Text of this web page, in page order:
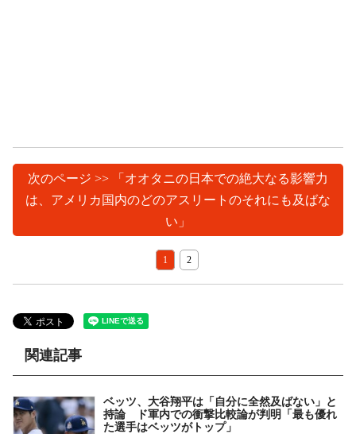
次のページ >> 「オオタニの日本での絶大なる影響力
は、アメリカ国内のどのアスリートのそれにも及ばな
い」
1 2
関連記事
ベッツ、大谷翔平は「自分に全然及ばない」と
持論 ド軍内での衝撃比較論が判明「最も優れ
た選手はベッツがトップ」